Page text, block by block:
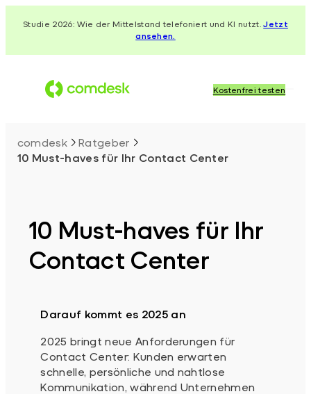
InhaltStudie 2026: Wie der Mittelstand telefoniert und KI nutzt.Jetzt
ansehen.
Kostenfrei testen
comdesk
Ratgeber
10 Must-haves für Ihr Contact Center
10 Must-haves für Ihr
Contact Center
Darauf kommt es 2025 an
2025 bringt neue Anforderungen für
Contact Center: Kunden erwarten
schnelle, persönliche und nahtlose
Kommunikation, während Unternehmen